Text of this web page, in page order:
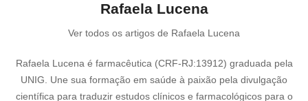
Rafaela Lucena
Ver todos os artigos de Rafaela Lucena
Rafaela Lucena é farmacêutica (CRF-RJ:13912) graduada pela
UNIG. Une sua formação em saúde à paixão pela divulgação
científica para traduzir estudos clínicos e farmacológicos para o